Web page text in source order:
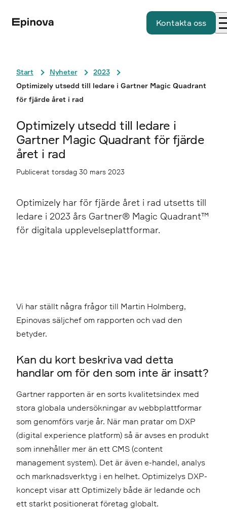
Kontakta oss
Start Nyheter
2023
Optimizely utsedd till ledare i Gartner Magic Quadrant
för fjärde året i rad
Optimizely utsedd till ledare i
Gartner Magic Quadrant för fjärde
året i rad
Publicerat torsdag 30 mars 2023
Optimizely har för fjärde året i rad utsetts till
ledare i 2023 års Gartner® Magic Quadrant™
för digitala upplevelseplattformar.
Vi har ställt några frågor till Martin Holmberg,
Epinovas säljchef om rapporten och vad den
betyder.
Kan du kort beskriva vad detta
handlar om för den som inte är insatt?
Gartner rapporten är en sorts kvalitetsindex med
stora globala undersökningar av webbplattformar
som genomförs varje år. När man pratar om DXP
(digital experience platform) så är avses en produkt
som innehåller mer än ett CMS (content
management system). Det är även e-handel, analys
och marknadsverktyg i en helhet. Optimizelys DXP-
koncept visar att Optimizely både är ledande och
ett starkt positionerat företag globalt.